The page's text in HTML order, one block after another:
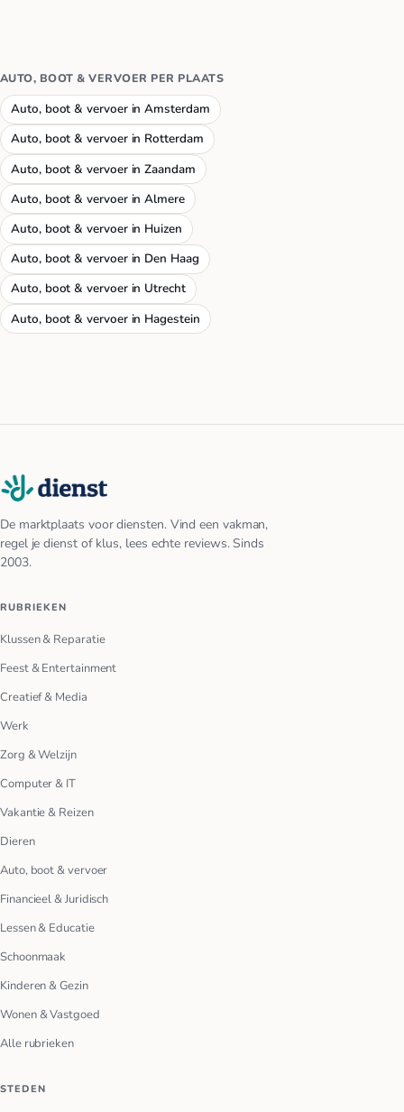
AUTO, BOOT & VERVOER PER PLAATS
Auto, boot & vervoer in Amsterdam
Auto, boot & vervoer in Rotterdam
Auto, boot & vervoer in Zaandam
Auto, boot & vervoer in Almere
Auto, boot & vervoer in Huizen
Auto, boot & vervoer in Den Haag
Auto, boot & vervoer in Utrecht
Auto, boot & vervoer in Hagestein
De marktplaats voor diensten. Vind een vakman,
regel je dienst of klus, lees echte reviews. Sinds
2003.
RUBRIEKEN
Klussen & Reparatie
Feest & Entertainment
Creatief & Media
Werk
Zorg & Welzijn
Computer & IT
Vakantie & Reizen
Dieren
Auto, boot & vervoer
Financieel & Juridisch
Lessen & Educatie
Schoonmaak
Kinderen & Gezin
Wonen & Vastgoed
Alle rubrieken
STEDEN